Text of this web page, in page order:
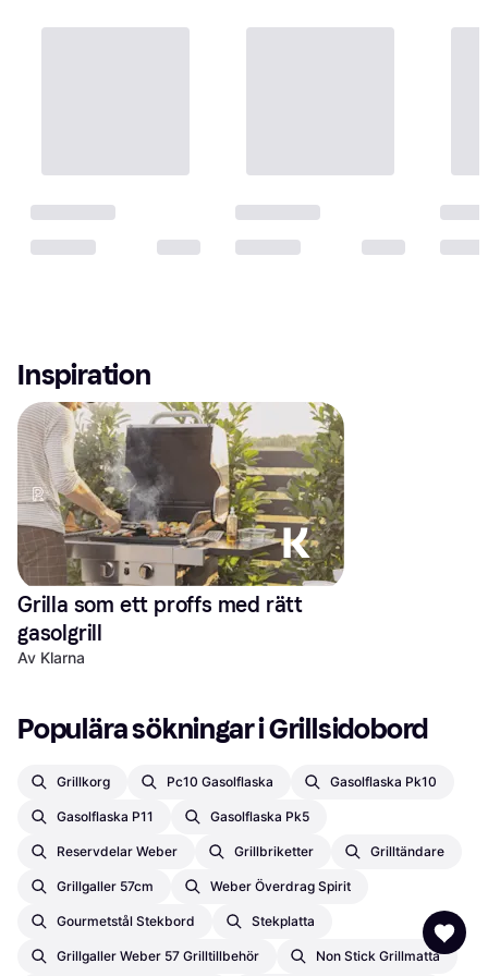
Inspiration
Grilla som ett proffs med rätt
gasolgrill
Av Klarna
Populära sökningar i Grillsidobord
Grillkorg Pc10 Gasolflaska Gasolflaska Pk10
Gasolflaska P11 Gasolflaska Pk5
Reservdelar Weber Grillbriketter Grilltändare
Grillgaller 57cm Weber Överdrag Spirit
Gourmetstål Stekbord Stekplatta
Grillgaller Weber 57 Grilltillbehör Non Stick Grillmatta